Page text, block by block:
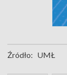
Źródło: UMŁ